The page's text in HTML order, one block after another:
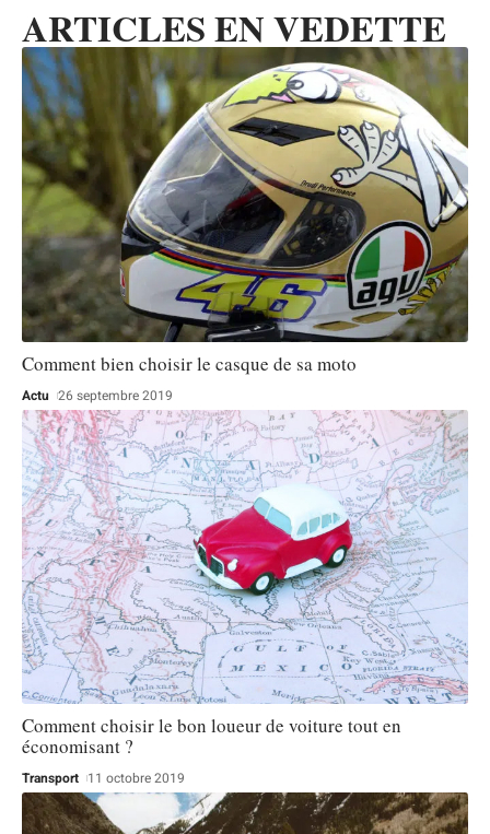
ARTICLES EN VEDETTE
Comment bien choisir le casque de sa moto
Actu 26 septembre 2019
Comment choisir le bon loueur de voiture tout en
économisant ?
Transport 11 octobre 2019